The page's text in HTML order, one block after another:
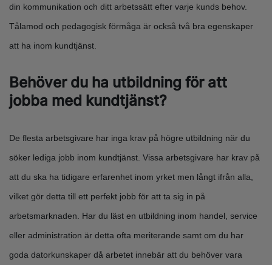
din kommunikation och ditt arbetssätt efter varje kunds behov.
Tålamod och pedagogisk förmåga är också två bra egenskaper
att ha inom kundtjänst.
Behöver du ha utbildning för att
jobba med kundtjänst?
De flesta arbetsgivare har inga krav på högre utbildning när du
söker lediga jobb inom kundtjänst. Vissa arbetsgivare har krav på
att du ska ha tidigare erfarenhet inom yrket men långt ifrån alla,
vilket gör detta till ett perfekt jobb för att ta sig in på
arbetsmarknaden. Har du läst en utbildning inom handel, service
eller administration är detta ofta meriterande samt om du har
goda datorkunskaper då arbetet innebär att du behöver vara